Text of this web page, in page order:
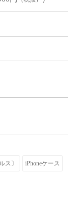
ス〕 iPhoneケース